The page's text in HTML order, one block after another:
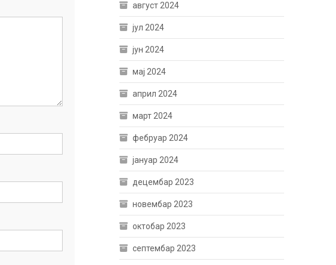
август 2024
јул 2024
јун 2024
мај 2024
април 2024
март 2024
фебруар 2024
јануар 2024
децембар 2023
новембар 2023
октобар 2023
септембар 2023